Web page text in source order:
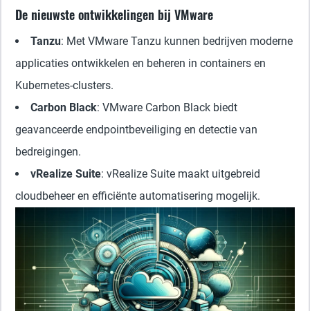
De nieuwste ontwikkelingen bij VMware
Tanzu: Met VMware Tanzu kunnen bedrijven moderne
applicaties ontwikkelen en beheren in containers en
Kubernetes-clusters.
Carbon Black: VMware Carbon Black biedt
geavanceerde endpointbeveiliging en detectie van
bedreigingen.
vRealize Suite: vRealize Suite maakt uitgebreid
cloudbeheer en efficiënte automatisering mogelijk.